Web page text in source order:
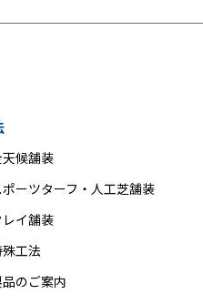
候舗装
ポーツターフ・人工芝舗装
レイ舗装
工法
のご案内